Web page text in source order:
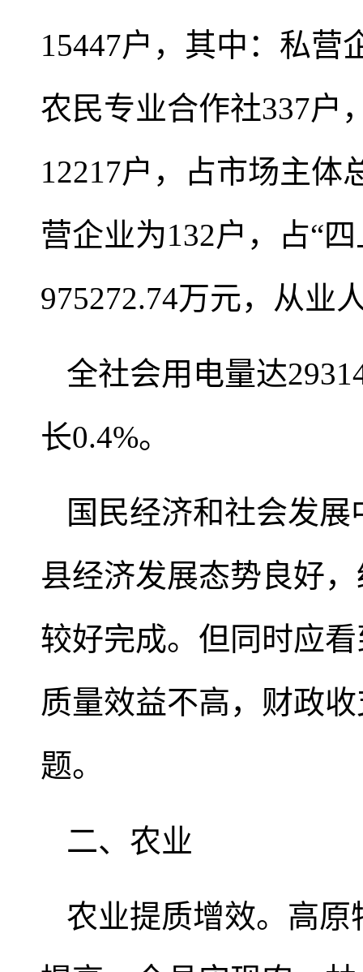
15447户，其中：私营
农民专业合作社337户
12217户，占市场主体
营企业为132户，占“
975272.74万元，从业
全社会用电量达
长0.4%。
国民经济和社会发
县经济发展态势良好
较好完成。但同时应
质量效益不高，财政
题。
二、农业
农业提质增效。高